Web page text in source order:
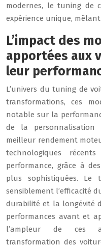
modernes, le tuning de
expérience unique,
L’impact des
apportées aux
leur
L’univers du tuning de
transformations, ces
notable sur la
de la personnalisation
meilleur rendement
technologiques
performance, grâce à
plus sophistiquées. Le
sensiblement l’efficacité
durabilité et la longévité
performances avant et
l’ampleur de ces
transformation des